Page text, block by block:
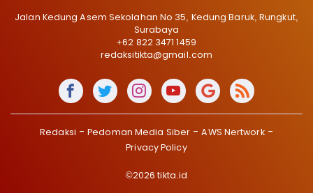
Jalan Kedung Asem Sekolahan No 35, Kedung Baruk, Rungkut,
Surabaya
+62 822 3471 1459
redaksitikta@gmail.com
Redaksi Pedoman Media Siber
AWS Nertwork
Privacy Policy
©2026 tikta.id